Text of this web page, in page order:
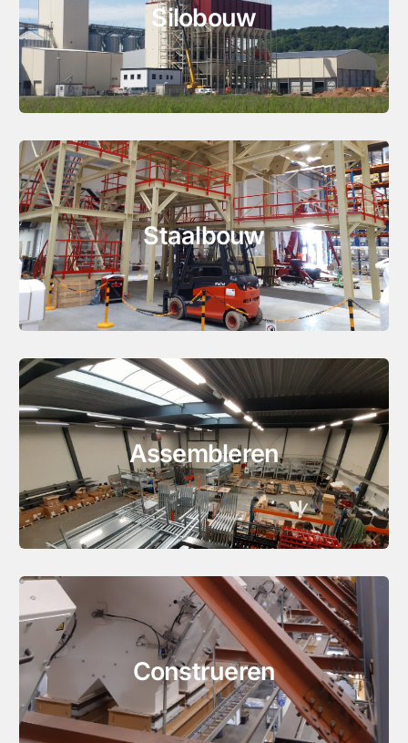
Silobouw
Staalbouw
Assembleren
Construeren